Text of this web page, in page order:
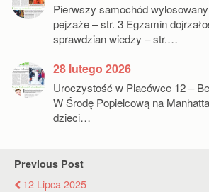
Pierwszy samochód
pejzaże – str. 3 Egzamin
sprawdzian wiedzy – str.…
28 lutego 2026
Uroczystość w Placówce 12 –
W Środę Popielcową na
dzieci…
Previous Post
12 Lipca 2025